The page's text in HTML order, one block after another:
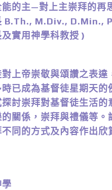
的主—對上主崇拜的再
B.Th., M.Div., D.Min., P
及實用神學科教授 )
上帝崇敬與頌讚之表
已成為基督徒星期天
討崇拜對基督徒生活
關係，崇拜與禮儀等
同的方式及內容作出欣